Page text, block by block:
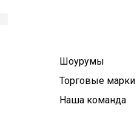
Шоурумы
Торговые марки
Наша команда